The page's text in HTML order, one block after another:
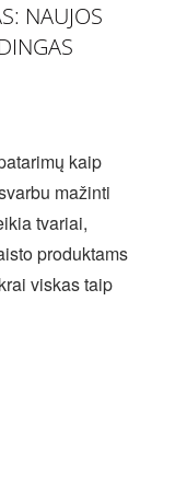
NAUJOS
kaip
mažinti
tvariai,
produktams
viskas taip